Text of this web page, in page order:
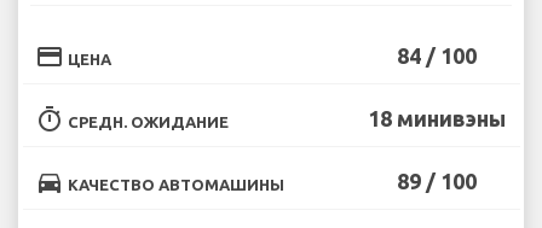
credit_card ЦЕНА 84 / 100
timer СРЕДН. ОЖИДАНИЕ 18 минивэны
directions_car КАЧЕСТВО АВТОМАШИНЫ 89 / 100